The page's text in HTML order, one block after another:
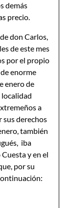
demás
precio.
don Carlos,
de este mes
por el propio
enorme
enero de
localidad
a
sus derechos
también
iba
y en el
por su